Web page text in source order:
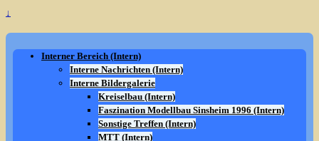
↓
Interner Bereich (Intern)
Interne Nachrichten (Intern)
Interne Bildergalerie
Kreiselbau (Intern)
Faszination Modellbau Sinsheim 1996 (Intern)
Sonstige Treffen (Intern)
MTT (Intern)